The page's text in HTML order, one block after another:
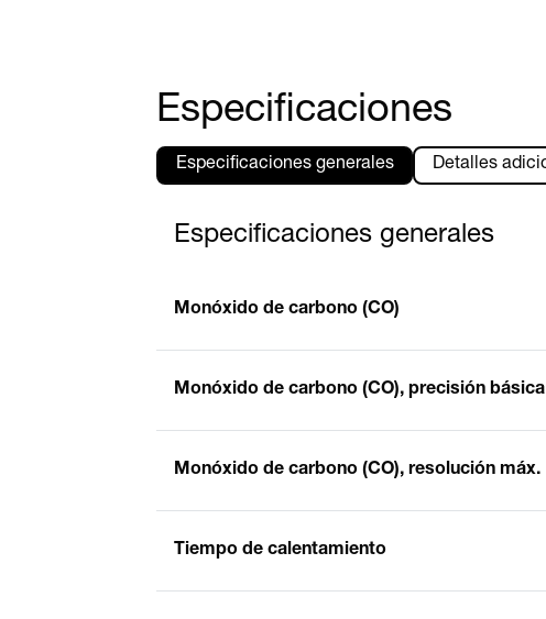
Especificaciones
Especificaciones generales Detalles
Especificaciones generales
Monóxido de carbono (CO)
Monóxido de carbono (CO), precisión básica
Monóxido de carbono (CO), resolución máx.
Tiempo de calentamiento